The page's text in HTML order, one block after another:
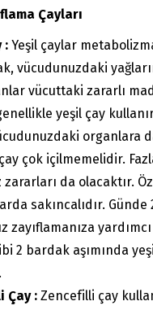
Çayları
: Yeşil çaylar
vücudunuzdaki
vücuttaki zararlı
yeşil çay
organlara
çok içilmemelidir.
da olacaktır.
sakıncalıdır.
zayıflamanıza
2 bardak aşımında
Çay : Zencefilli çay